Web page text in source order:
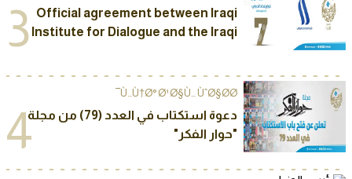
3 Official agreement between Iraqi
Institute for Dialogue and the Iraqi
Conference of “Baghdad Dialogue”
Ù…Ù†Ø° Ø¹Ø§Ù… ÙˆØ§Ø­Ø¯
4دعوة استكتاب في العدد (79) من مجلة
"حوار الفكر"